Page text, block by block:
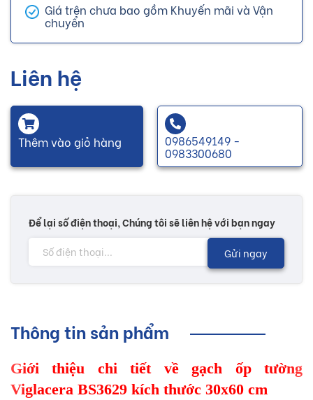
Giá trên chưa bao gồm Khuyến mãi và Vận
chuyển
Liên hệ
Thêm vào giỏ hàng 0986549149 -
0983300680
Để lại số điện thoại, Chúng tôi sẽ liên hệ với bạn ngay
Gửi ngay
Thông tin sản phẩm
Giới thiệu chi tiết về gạch ốp tường
Viglacera BS3629 kích thước 30x60 cm